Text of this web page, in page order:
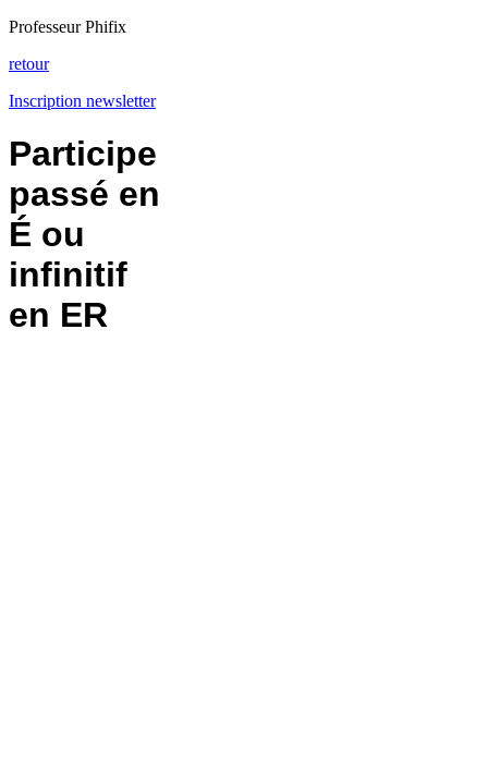
Professeur Phifix
retour
Inscription newsletter
Participe
passé en
É ou
infinitif
en ER